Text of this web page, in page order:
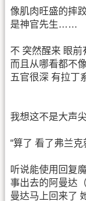
像肌肉旺盛的摔
是神官先生……
不 突然醒来 眼前
而且从哪看都不
五官很深 有拉丁
我想这不是大声
“算了 看了弗兰
听说能使用回复
事出去的阿曼达
曼达马上回来了